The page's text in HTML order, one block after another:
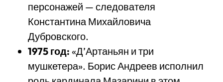
персонажей — следователя
Константина Михайловича
Дубровского.
1975 год: «Д’Артаньян и три
мушкетера». Борис Андреев исполнил